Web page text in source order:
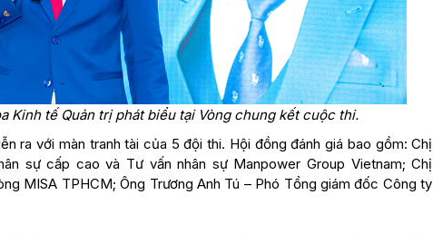
Kinh tế Quản trị phát biểu tại Vòng chung kết cuộc thi.
ra với màn tranh tài của 5 đội thi. Hội đồng đánh giá bao gồm: Chị
sự cấp cao và Tư vấn nhân sự Manpower Group Vietnam; Chị
MISA TPHCM; Ông Trương Anh Tú – Phó Tổng giám đốc Công ty